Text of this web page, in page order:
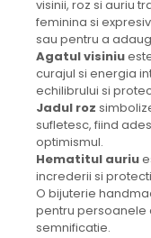
visinii, roz si auriu
feminina si
sau pentru a
Agatul visiniu
curajul si energia
echilibrului si
Jadul roz
sufletesc, fiind
optimismul.
Hematitul auriu
increderii si
O bijuterie
pentru persoanele
semnificatie.